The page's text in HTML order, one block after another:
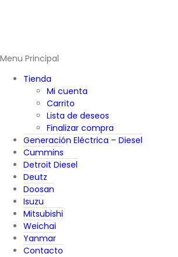
Menu Principal
Tienda
Mi cuenta
Carrito
Lista de deseos
Finalizar compra
Generación Eléctrica – Diesel
Cummins
Detroit Diesel
Deutz
Doosan
Isuzu
Mitsubishi
Weichai
Yanmar
Contacto